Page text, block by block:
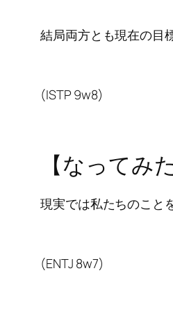
結局両方とも現在の目
(ISTP 9w8)
【なってみ
現実では私たちのこと
(ENTJ 8w7)